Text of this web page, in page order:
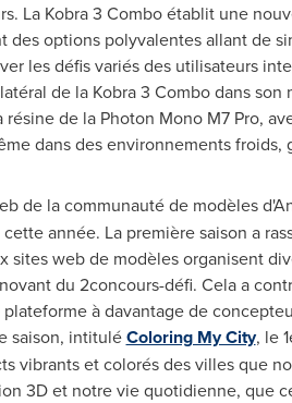
La Kobra 3 Combo établit une
des options polyvalentes allant de
les défis variés des utilisateurs
de la Kobra 3 Combo dans
résine de la Photon Mono M7 Pro,
dans des environnements
de la communauté de modèles
année. La première saison a
sites web de modèles organisent
du 2concours-défi. Cela a
à davantage de
saison, intituléColoring My City, le
vibrants et colorés des villes que
3D et notre vie quotidienne, que